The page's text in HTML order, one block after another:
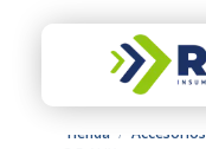
RFC Soluciones
Con 35 años de experiencia, RFC se especializa en muebles de oficina, soluciones tecnológicas y servicio técnico en Río Gallegos. Equipamos espacios de trabajo modernos y eficientes.
Tienda / Accesorios